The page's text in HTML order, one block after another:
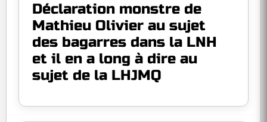
Déclaration monstre de
Mathieu Olivier au sujet
des bagarres dans la LNH
et il en a long à dire au
sujet de la LHJMQ